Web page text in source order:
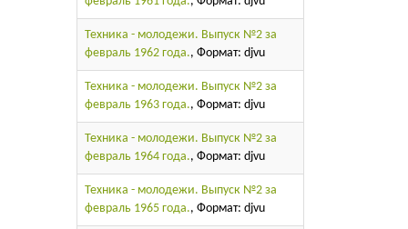
Техника - молодежи. Выпуск №2 за
февраль 1962 года., Формат: djvu
Техника - молодежи. Выпуск №2 за
февраль 1963 года., Формат: djvu
Техника - молодежи. Выпуск №2 за
февраль 1964 года., Формат: djvu
Техника - молодежи. Выпуск №2 за
февраль 1965 года., Формат: djvu